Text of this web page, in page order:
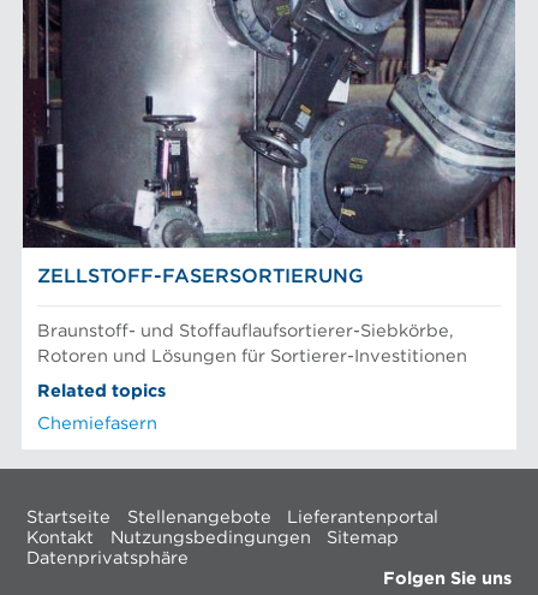
ZELLSTOFF-FASERSORTIERUNG
Braunstoff- und Stoffauflaufsortierer-Siebkörbe,
Rotoren und Lösungen für Sortierer-Investitionen
Related topics
Chemiefasern
Startseite Stellenangebote
Lieferantenportal
Kontakt
Nutzungsbedingungen
Sitemap
Datenprivatsphäre
Folgen Sie uns